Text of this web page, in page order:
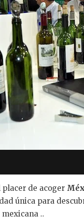
de acoger
única para
..